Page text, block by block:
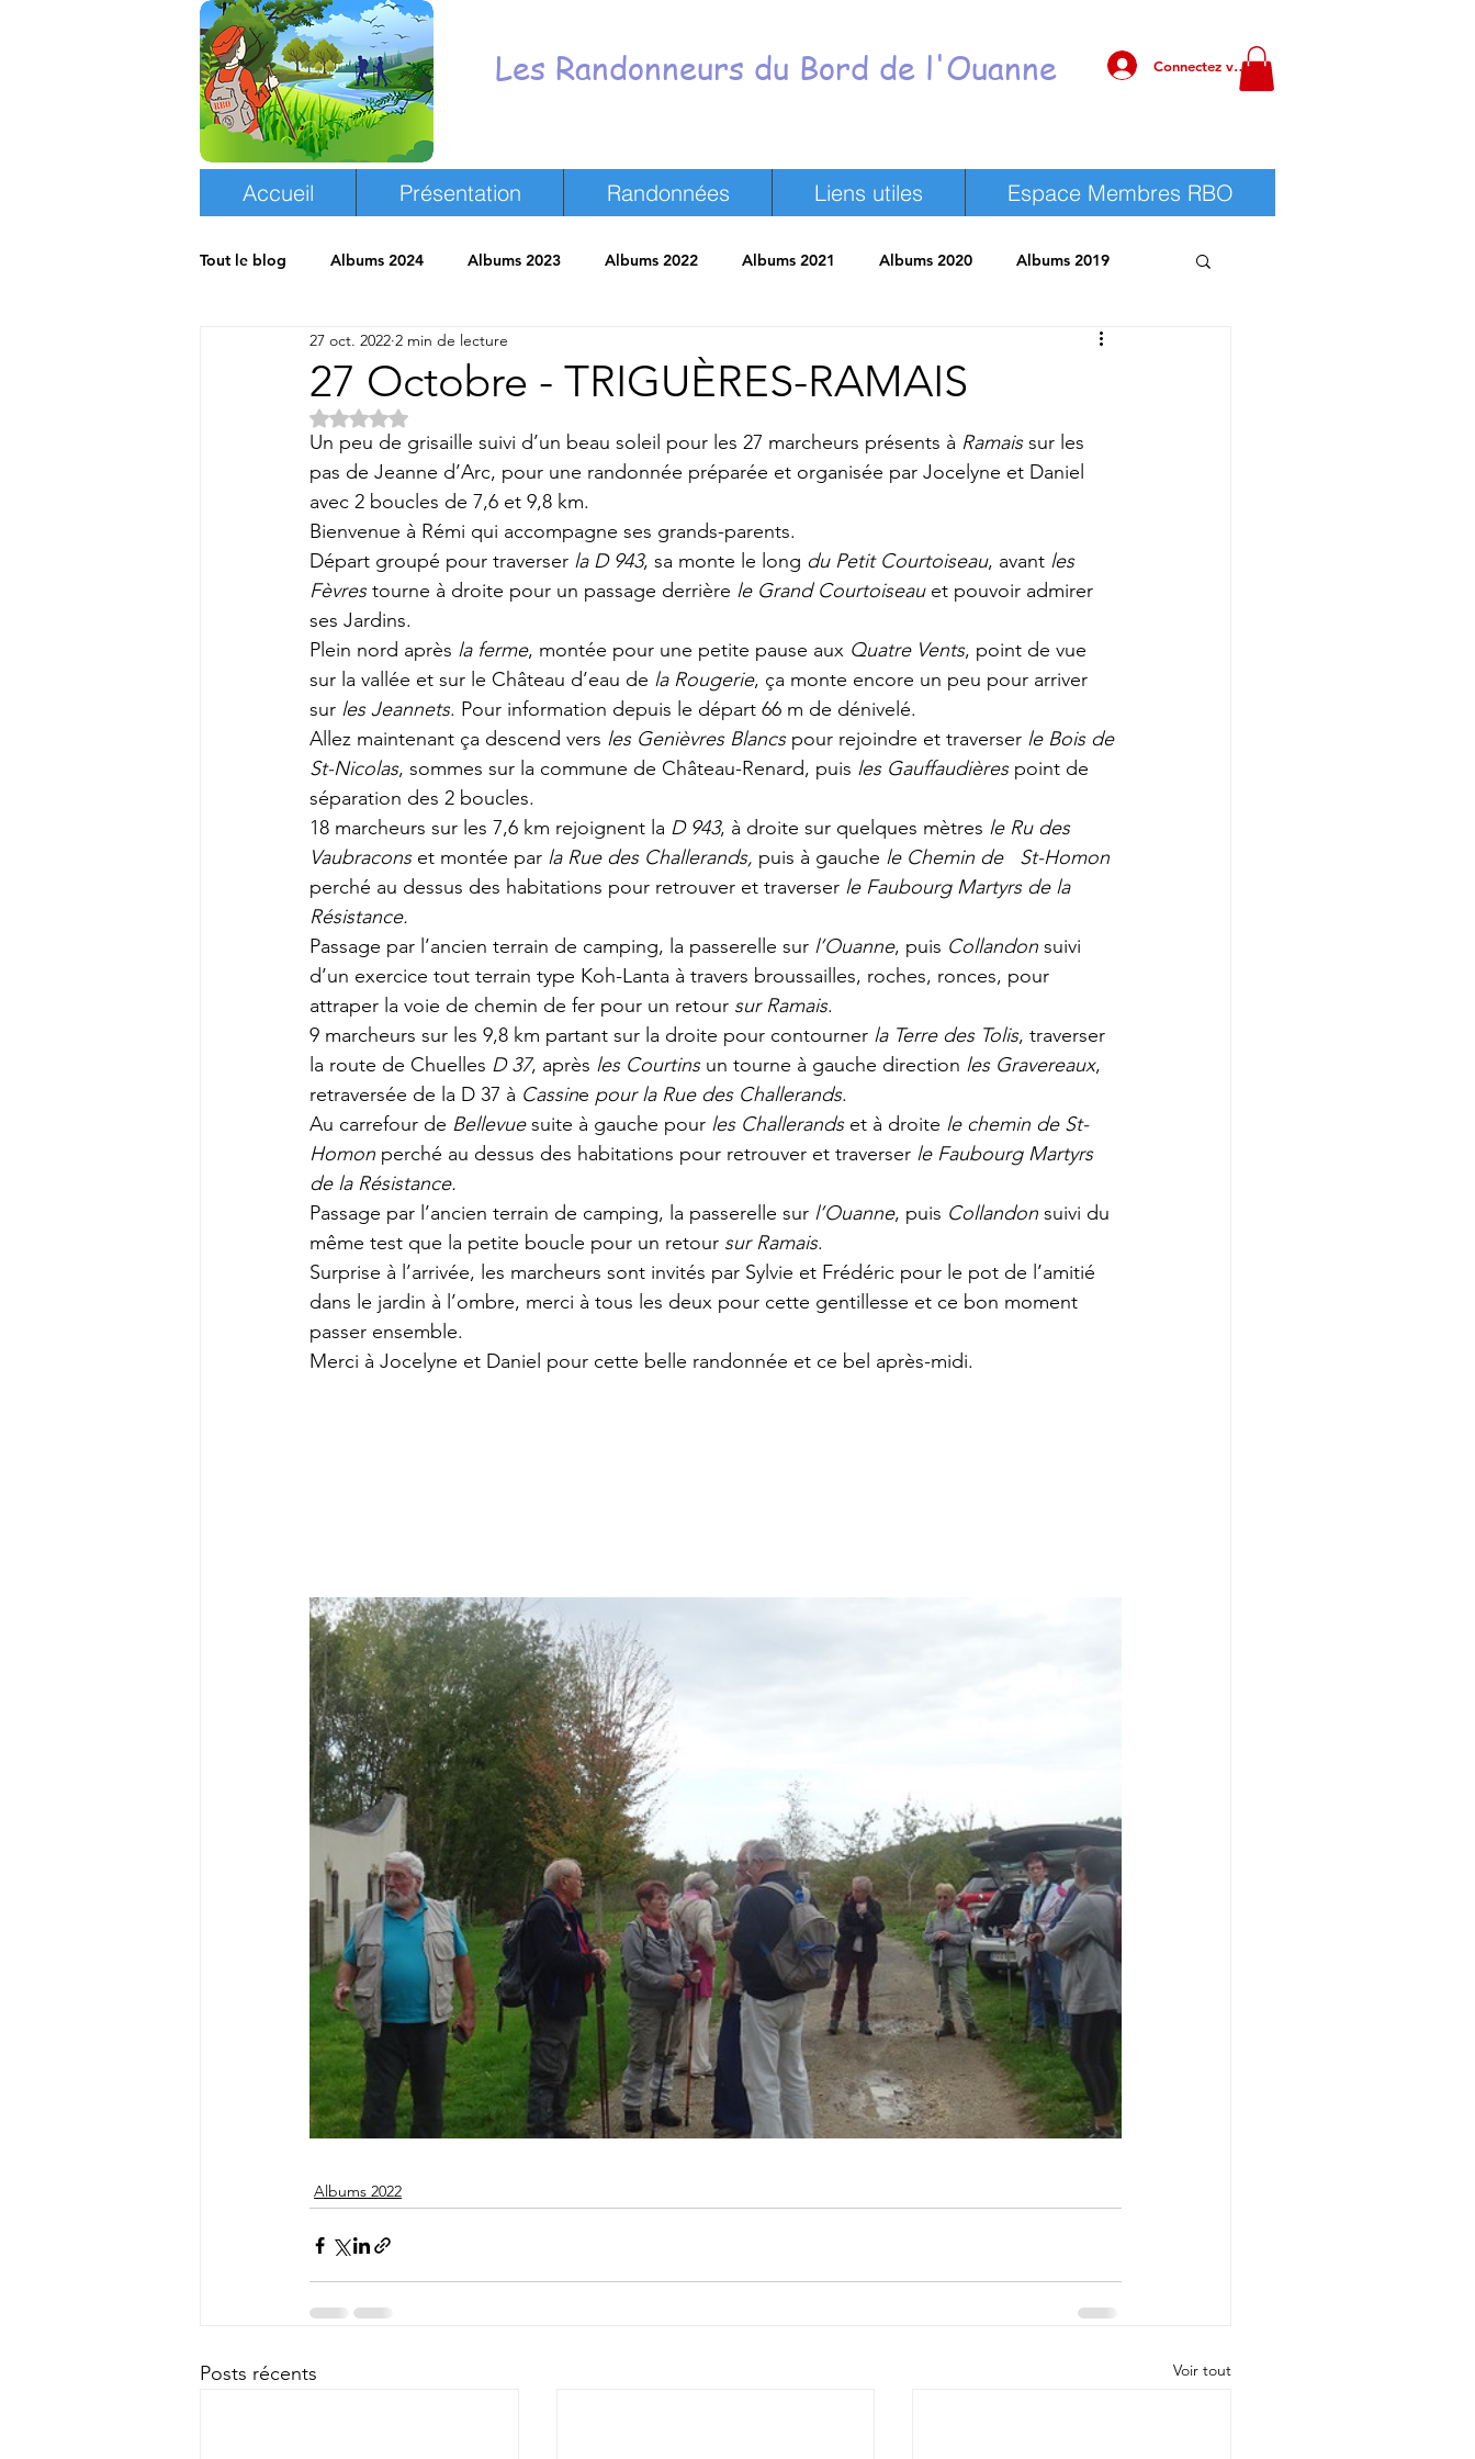
Les Randonneurs du Bord de l'Ouanne Connectez vous !
Accueil Présentation Randonnées Liens utiles Espace Membres RBO
Tout le blog Albums 2024 Albums 2023 Albums 2022 Albums 2021 Albums 2020 Albums 2019
Albums 2018 Espace randonneurs Albums 2025
27 Octobre - TRIGUÈRES-RAMAIS
27 oct. 2022 2 min de lecture
Noté NaN étoiles sur 5.
Un peu de grisaille suivi d’un beau soleil pour les 27 marcheurs présents à Ramais sur les
pas de Jeanne d’Arc, pour une randonnée préparée et organisée par Jocelyne et Daniel
avec 2 boucles de 7,6 et 9,8 km.
Bienvenue à Rémi qui accompagne ses grands-parents.
Départ groupé pour traverser la D 943, sa monte le long du Petit Courtoiseau, avant les
Fèvres tourne à droite pour un passage derrière le Grand Courtoiseau et pouvoir admirer
ses Jardins.
Plein nord après la ferme, montée pour une petite pause aux Quatre Vents, point de vue
sur la vallée et sur le Château d’eau de la Rougerie, ça monte encore un peu pour arriver
sur les Jeannets. Pour information depuis le départ 66 m de dénivelé.
Allez maintenant ça descend vers les Genièvres Blancs pour rejoindre et traverser le Bois de
St-Nicolas, sommes sur la commune de Château-Renard, puis les Gauffaudières point de
séparation des 2 boucles.
18 marcheurs sur les 7,6 km rejoignent la D 943, à droite sur quelques mètres le Ru des
Vaubracons et montée par la Rue des Challerands, puis à gauche le Chemin de   St-Homon
perché au dessus des habitations pour retrouver et traverser le Faubourg Martyrs de la
Résistance.
Passage par l’ancien terrain de camping, la passerelle sur l’Ouanne, puis Collandon suivi
d’un exercice tout terrain type Koh-Lanta à travers broussailles, roches, ronces, pour
attraper la voie de chemin de fer pour un retour sur Ramais.
9 marcheurs sur les 9,8 km partant sur la droite pour contourner la Terre des Tolis, traverser
la route de Chuelles D 37, après les Courtins un tourne à gauche direction les Gravereaux,
retraversée de la D 37 à Cassine pour la Rue des Challerands.
Au carrefour de Bellevue suite à gauche pour les Challerands et à droite le chemin de St-
Homon perché au dessus des habitations pour retrouver et traverser le Faubourg Martyrs
de la Résistance.
Passage par l’ancien terrain de camping, la passerelle sur l’Ouanne, puis Collandon suivi du
même test que la petite boucle pour un retour sur Ramais.
Surprise à l’arrivée, les marcheurs sont invités par Sylvie et Frédéric pour le pot de l’amitié
dans le jardin à l’ombre, merci à tous les deux pour cette gentillesse et ce bon moment
passer ensemble.
Merci à Jocelyne et Daniel pour cette belle randonnée et ce bel après-midi.
Albums 2022
Posts récents Voir tout